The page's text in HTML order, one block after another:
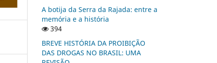
A botija da Serra da Rajada: entre a
memória e a história
394
BREVE HISTÓRIA DA PROIBIÇÃO
DAS DROGAS NO BRASIL: UMA